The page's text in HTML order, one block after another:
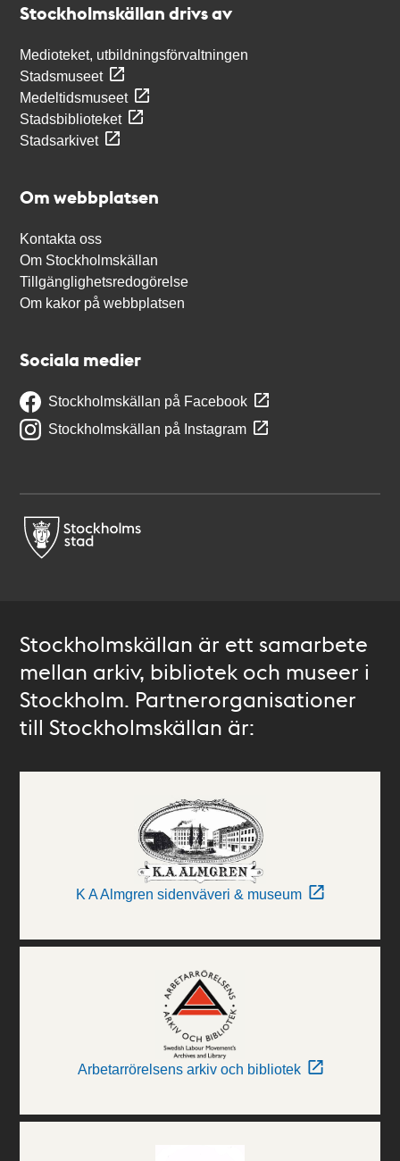
Stockholmskällan drivs av
Medioteket, utbildningsförvaltningen
Stadsmuseet
Medeltidsmuseet
Stadsbiblioteket
Stadsarkivet
Om webbplatsen
Kontakta oss
Om Stockholmskällan
Tillgänglighetsredogörelse
Om kakor på webbplatsen
Sociala medier
Stockholmskällan på Facebook
Stockholmskällan på Instagram
Stockholmskällan är ett samarbete
mellan arkiv, bibliotek och museer i
Stockholm. Partnerorganisationer
till Stockholmskällan är:
K A Almgren sidenväveri & museum
Arbetarrörelsens arkiv och bibliotek